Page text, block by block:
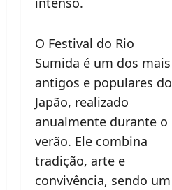
O Festival do Rio
Sumida é um dos mais
antigos e populares do
Japão, realizado
anualmente durante o
verão. Ele combina
tradição, arte e
convivência, sendo um